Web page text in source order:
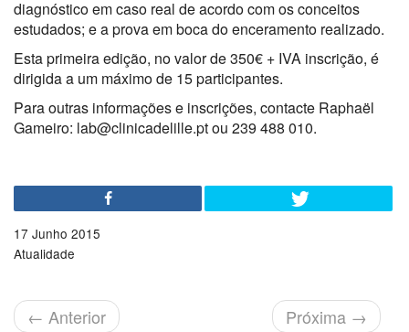
diagnóstico em caso real de acordo com os conceitos
estudados; e a prova em boca do enceramento realizado.
Esta primeira edição, no valor de 350€ + IVA inscrição, é
dirigida a um máximo de 15 participantes.
Para outras informações e inscrições, contacte Raphaël
Gameiro: lab@clinicadelille.pt ou 239 488 010.
17 Junho 2015
Atualidade
← Anterior Próxima →